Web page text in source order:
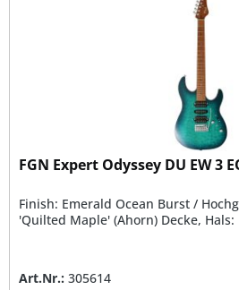
FGN Expert Odyssey DU EW 3
Finish: Emerald Ocean Burst /
'Quilted Maple' (Ahorn) Decke, Hals:
Art.Nr.: 305614